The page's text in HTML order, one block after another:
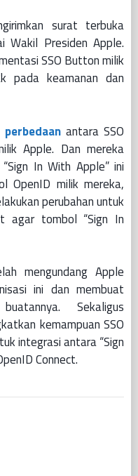
surat terbuka
Wakil Presiden Apple.
SSO Button milik
pada keamanan dan
antara SSO
Apple. Dan mereka
In With Apple” ini
OpenID milik mereka,
perubahan untuk
agar tombol “Sign In
mengundang Apple
ini dan membuat
Sekaligus
kemampuan SSO
integrasi antara “Sign
Connect.